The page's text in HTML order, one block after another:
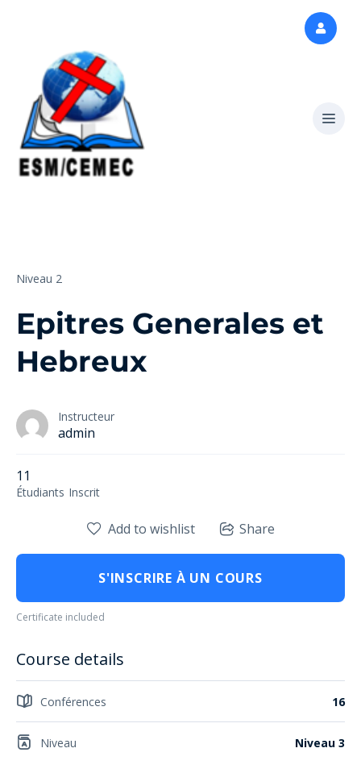
Niveau 2
Epitres Generales et
Hebreux
Instructeur
admin
11
Étudiants Inscrit
Add to wishlist Share
S'INSCRIRE À UN COURS
Certificate included
Course details
Conférences 16
Niveau Niveau 3